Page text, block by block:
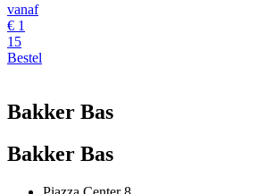
vanaf
€ 1
15
Bestel
Bakker Bas
Bakker Bas